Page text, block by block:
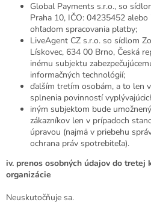
Global Payments s.r.o., so
Praha 10, IČO: 04235452
ohľadom spracovania platby;
LiveAgent CZ s.r.o. so sídlom
Lískovec, 634 00 Brno, Česká
inému subjektu
informačných technológií;
ďalším tretím osobám, a to len
splnenia povinností
iným subjektom bude
zákazníkov len v prípadoch
úpravou (najmä v priebehu
ochrana práv spotrebiteľa).
iv. prenos osobných údajov do tretej
organizácie
Neuskutočňuje sa.